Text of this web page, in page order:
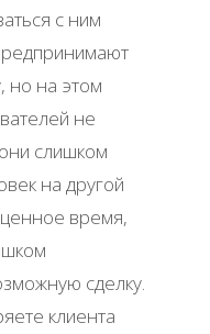
с ним
но на этом
не
слишком
на другой
время,
сделку.
клиента